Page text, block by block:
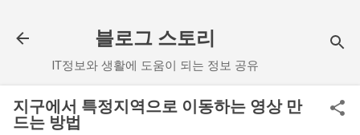
블로그 스토리
IT정보와 생활에 도움이 되는 정보 공유
지구에서 특정지역으로 이동하는 영상 만
드는 방법